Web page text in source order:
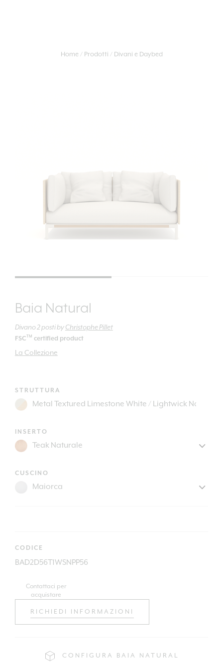
Home Prodotti Divani e Daybed
Baia Natural
Divano 2 postibyChristophe Pillet
FSC TM certified product
La Collezione
STRUTTURA
INSERTO
CUSCINO
CODICE
BAD2D56T1WSNPP56
Contattaci per
acquistare
RICHIEDI INFORMAZIONI
CONFIGURA BAIA NATURAL